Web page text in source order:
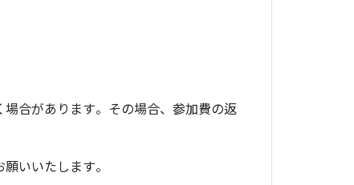
合があります。その場合、参加費の返
いいたします。